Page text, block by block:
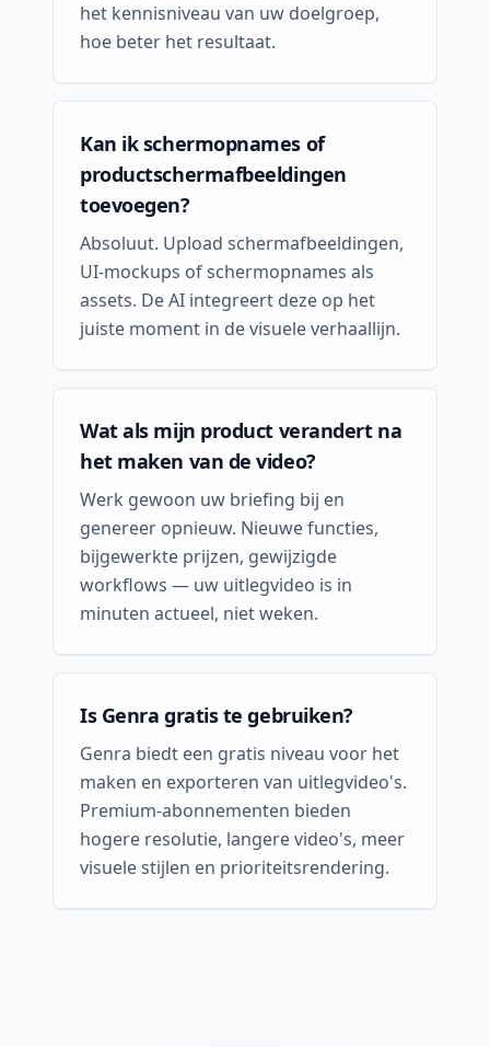
het kennisniveau van uw doelgroep,
hoe beter het resultaat.
Kan ik schermopnames of
productschermafbeeldingen
toevoegen?
Absoluut. Upload schermafbeeldingen,
UI-mockups of schermopnames als
assets. De AI integreert deze op het
juiste moment in de visuele verhaallijn.
Wat als mijn product verandert na
het maken van de video?
Werk gewoon uw briefing bij en
genereer opnieuw. Nieuwe functies,
bijgewerkte prijzen, gewijzigde
workflows — uw uitlegvideo is in
minuten actueel, niet weken.
Is Genra gratis te gebruiken?
Genra biedt een gratis niveau voor het
maken en exporteren van uitlegvideo's.
Premium-abonnementen bieden
hogere resolutie, langere video's, meer
visuele stijlen en prioriteitsrendering.